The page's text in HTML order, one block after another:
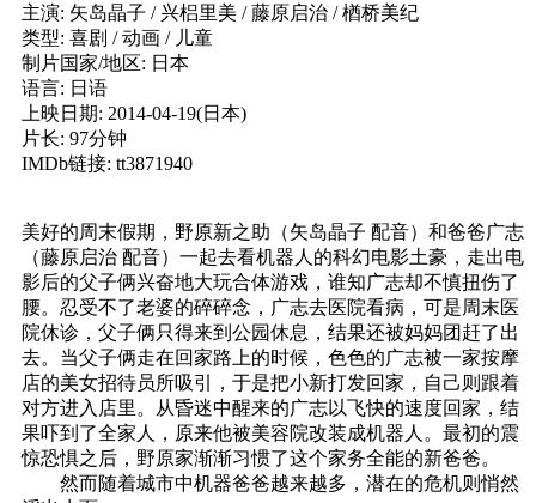
主演: 矢岛晶子 / 兴梠里美 / 藤原启治 / 楢桥美纪
类型: 喜剧 / 动画 / 儿童
制片国家/地区: 日本
语言: 日语
上映日期: 2014-04-19(日本)
片长: 97分钟
IMDb链接: tt3871940
美好的周末假期，野原新之助（矢岛晶子 配音）和爸爸广志
（藤原启治 配音）一起去看机器人的科幻电影土豪，走出电
影后的父子俩兴奋地大玩合体游戏，谁知广志却不慎扭伤了
腰。忍受不了老婆的碎碎念，广志去医院看病，可是周末医
院休诊，父子俩只得来到公园休息，结果还被妈妈团赶了出
去。当父子俩走在回家路上的时候，色色的广志被一家按摩
店的美女招待员所吸引，于是把小新打发回家，自己则跟着
对方进入店里。从昏迷中醒来的广志以飞快的速度回家，结
果吓到了全家人，原来他被美容院改装成机器人。最初的震
惊恐惧之后，野原家渐渐习惯了这个家务全能的新爸爸。
然而随着城市中机器爸爸越来越多，潜在的危机则悄然